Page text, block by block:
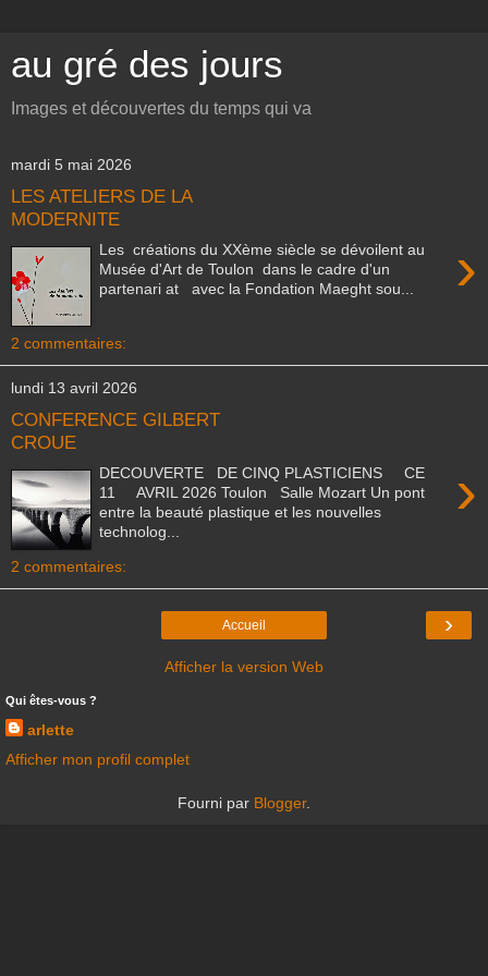
au gré des jours
Images et découvertes du temps qui va
mardi 5 mai 2026
LES ATELIERS DE LA
MODERNITE
›
Les créations du XXème siècle se dévoilent au
Musée d'Art de Toulon dans le cadre d'un
partenari at avec la Fondation Maeght sou...
2 commentaires:
lundi 13 avril 2026
CONFERENCE GILBERT
CROUE
›
DECOUVERTE DE CINQ PLASTICIENS CE
11 AVRIL 2026 Toulon Salle Mozart Un pont
entre la beauté plastique et les nouvelles
technolog...
2 commentaires:
›
Accueil
Afficher la version Web
Qui êtes-vous ?
arlette
Afficher mon profil complet
Fourni par Blogger.